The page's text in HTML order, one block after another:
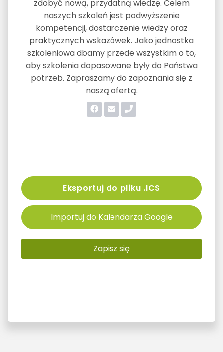
zdobyć nową, przydatną wiedzę. Celem
naszych szkoleń jest podwyższenie
kompetencji, dostarczenie wiedzy oraz
praktycznych wskazówek. Jako jednostka
szkoleniowa dbamy przede wszystkim o to,
aby szkolenia dopasowane były do Państwa
potrzeb. Zapraszamy do zapoznania się z
naszą ofertą.
Eksportuj do pliku .ICS
Importuj do Kalendarza Google
Zapisz się